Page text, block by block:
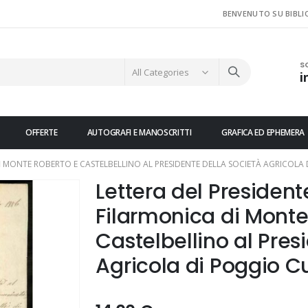
BENVENUTO SU
OFFERTE AUTOGRAFI E MANOSCRITTI GRAFICA ED EPHEMERA
ROBERTO E CASTELBELLINO AL PRESIDENTE DELLA SOCIETÀ
Lettera del
Filarmonica di
Castelbellino al
Agricola di Poggio